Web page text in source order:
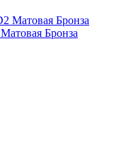
Бронза